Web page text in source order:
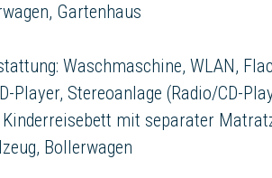
Gartenhaus
Waschmaschine, WLAN,
Player, Stereoanlage (Radio/CD-
mit separater
Bollerwagen